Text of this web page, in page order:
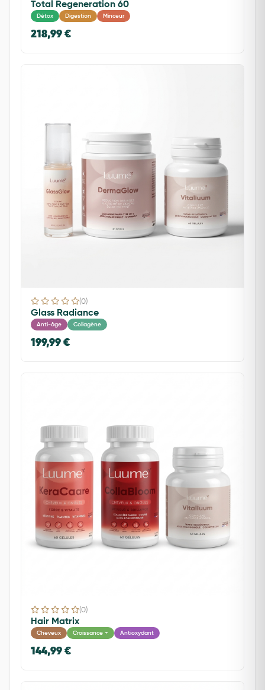
Total Regeneration 60
Détox Digestion Minceur
218,99 €
(0)
Glass Radiance
Anti-âge Collagène
199,99 €
(0)
Hair Matrix
Cheveux Croissance + Antioxydant
144,99 €